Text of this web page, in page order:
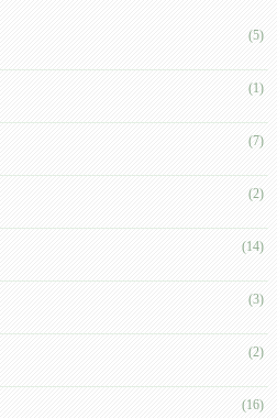
(5)
(1)
(7)
(2)
(14)
(3)
(2)
(16)